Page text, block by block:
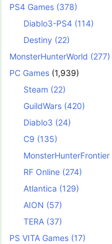
PS4 Games (378)
Diablo3-PS4 (114)
Destiny (22)
MonsterHunterWorld (277)
PC Games (1,939)
Steam (22)
GuildWars (420)
Diablo3 (24)
C9 (135)
MonsterHunterFrontier
RF Online (274)
Atlantica (129)
AION (57)
TERA (37)
PS VITA Games (17)